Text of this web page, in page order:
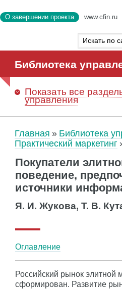
О завершении проекта www.cfin.ru
Библиотека
Показать все
управления
Главная Библиотека
Практический маркетинг
Покупатели
поведение,
источники
Я. И. Жукова, Т. В.
Оглавление
Российский рынок элитной
сформирован. Развитие